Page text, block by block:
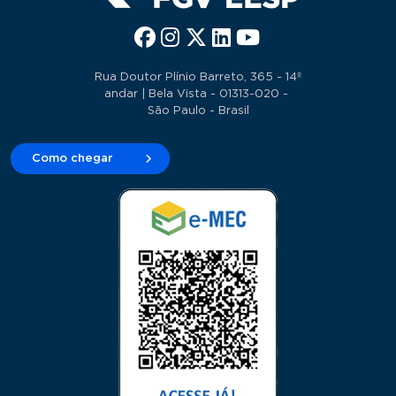
Rua Doutor Plínio Barreto, 365 - 14º
andar | Bela Vista - 01313-020 -
São Paulo - Brasil
Como chegar